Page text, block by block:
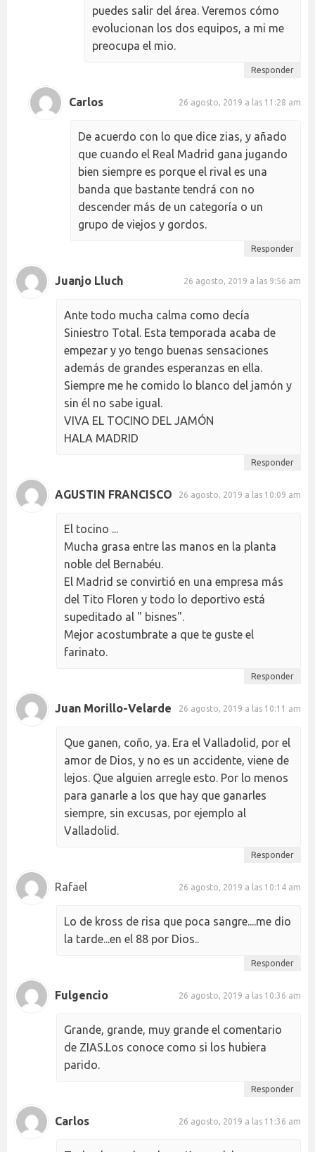
puedes salir del área. Veremos cómo
evolucionan los dos equipos, a mi me
preocupa el mio.
Responder
Carlos 26 agosto, 2019 a las 11:28 am
De acuerdo con lo que dice zias, y añado
que cuando el Real Madrid gana jugando
bien siempre es porque el rival es una
banda que bastante tendrá con no
descender más de un categoría o un
grupo de viejos y gordos.
Responder
Juanjo Lluch 26 agosto, 2019 a las 9:56 am
Ante todo mucha calma como decía
Siniestro Total. Esta temporada acaba de
empezar y yo tengo buenas sensaciones
además de grandes esperanzas en ella.
Siempre me he comido lo blanco del jamón y
sin él no sabe igual.
VIVA EL TOCINO DEL JAMÓN
HALA MADRID
Responder
AGUSTIN FRANCISCO 26 agosto, 2019 a las 10:09 am
El tocino ...
Mucha grasa entre las manos en la planta
noble del Bernabéu.
El Madrid se convirtió en una empresa más
del Tito Floren y todo lo deportivo está
supeditado al " bisnes".
Mejor acostumbrate a que te guste el
farinato.
Responder
Juan Morillo-Velarde 26 agosto, 2019 a las 10:11 am
Que ganen, coño, ya. Era el Valladolid, por el
amor de Dios, y no es un accidente, viene de
lejos. Que alguien arregle esto. Por lo menos
para ganarle a los que hay que ganarles
siempre, sin excusas, por ejemplo al
Valladolid.
Responder
Rafael 26 agosto, 2019 a las 10:14 am
Lo de kross de risa que poca sangre....me dio
la tarde...en el 88 por Dios..
Responder
Fulgencio 26 agosto, 2019 a las 10:36 am
Grande, grande, muy grande el comentario
de ZIAS.Los conoce como si los hubiera
parido.
Responder
Carlos 26 agosto, 2019 a las 11:36 am